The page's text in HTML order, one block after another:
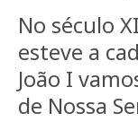
No século
esteve a
João I
de Nossa